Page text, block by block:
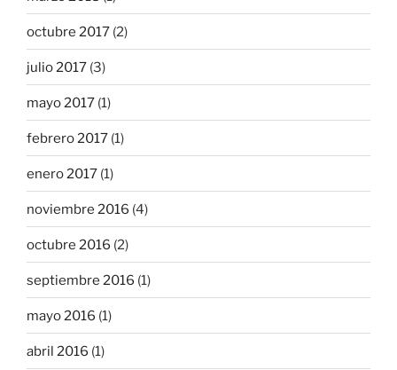
octubre 2017 (2)
julio 2017 (3)
mayo 2017 (1)
febrero 2017 (1)
enero 2017 (1)
noviembre 2016 (4)
octubre 2016 (2)
septiembre 2016 (1)
mayo 2016 (1)
abril 2016 (1)